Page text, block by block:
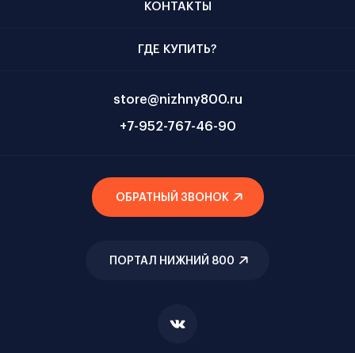
КОНТАКТЫ
ГДЕ КУПИТЬ?
store@nizhny800.ru
+7-952-767-46-90
ОБРАТНЫЙ ЗВОНОК
ПОРТАЛ НИЖНИЙ 800